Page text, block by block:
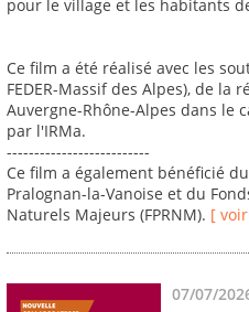
pour le village et les habitants
Ce film a été réalisé avec les
FEDER-Massif des Alpes), de la
Auvergne-Rhône-Alpes dans le
par l'IRMa.
--------------------------
Ce film a également bénéficié
Pralognan-la-Vanoise et du
Naturels Majeurs (FPRNM). [
07/07/